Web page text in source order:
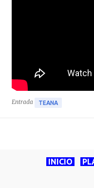
Entrada TEANA
INICIO